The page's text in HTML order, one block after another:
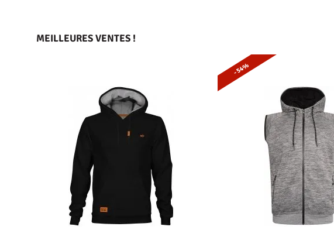
MEILLEURES VENTES !
- 54%